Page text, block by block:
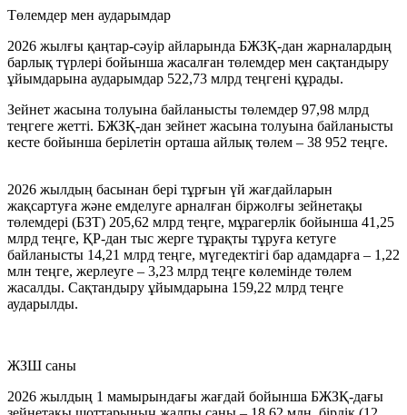
Төлемдер мен аударымдар
2026 жылғы қаңтар-сәуір айларында БЖЗҚ-дан жарналардың
барлық түрлері бойынша жасалған төлемдер мен сақтандыру
ұйымдарына аударымдар 522,73 млрд теңгені құрады.
Зейнет жасына толуына байланысты төлемдер 97,98 млрд
теңгеге жетті. БЖЗҚ-дан зейнет жасына толуына байланысты
кесте бойынша берілетін орташа айлық төлем – 38 952 теңге.
2026 жылдың басынан бері тұрғын үй жағдайларын
жақсартуға және емделуге арналған біржолғы зейнетақы
төлемдері (БЗТ) 205,62 млрд теңге, мұрагерлік бойынша 41,25
млрд теңге, ҚР-дан тыс жерге тұрақты тұруға кетуге
байланысты 14,21 млрд теңге, мүгедектігі бар адамдарға – 1,22
млн теңге, жерлеуге – 3,23 млрд теңге көлемінде төлем
жасалды. Сақтандыру ұйымдарына 159,22 млрд теңге
аударылды.
ЖЗШ саны
2026 жылдың 1 мамырындағы жағдай бойынша БЖЗҚ-дағы